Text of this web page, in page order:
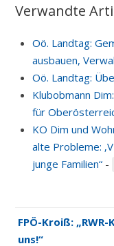
Verwandte
Oö. Landtag:
ausbauen,
Oö. Landtag:
Klubobmann
für
KO Dim und
alte Probleme:
junge Familien“ -
FPÖ-Kroiß:
uns!“